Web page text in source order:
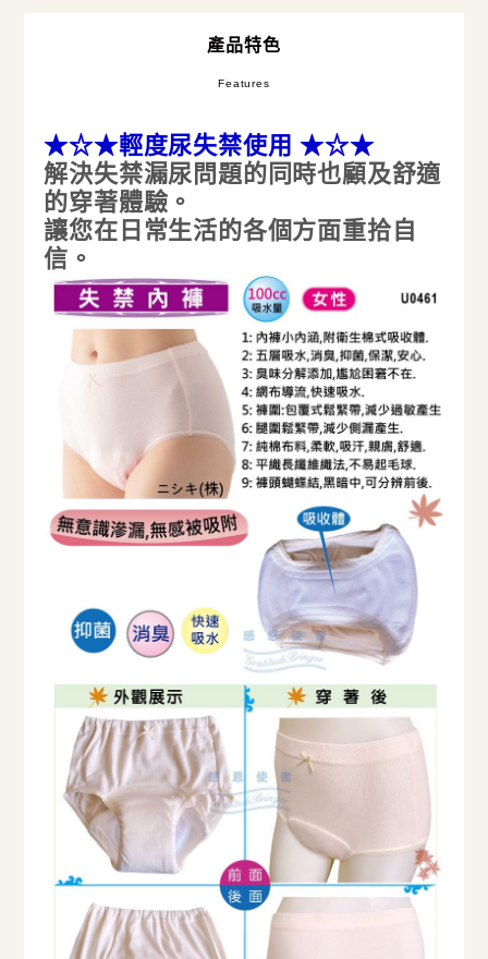
產品特色
Features
★☆★輕度尿失禁使用 ★☆★
解決失禁漏尿問題的同時也顧及舒適
的穿著體驗。
讓您在日常生活的各個方面重拾自
信。